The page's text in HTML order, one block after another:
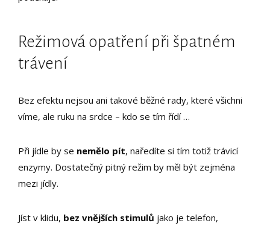
Režimová opatření při špatném
trávení
Bez efektu nejsou ani takové běžné rady, které všichni
víme, ale ruku na srdce – kdo se tím řídí …
Při jídle by se nemělo pít, naředíte si tím totiž trávicí
enzymy. Dostatečný pitný režim by měl být zejména
mezi jídly.
Jíst v klidu, bez vnějších stimulů jako je telefon,